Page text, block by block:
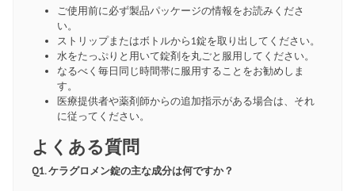
ご使用前に必ず製品パッケージの情報をお読みくださ
い。
ストリップまたはボトルから1錠を取り出してください。
水をたっぷりと用いて錠剤を丸ごと服用してください。
なるべく毎日同じ時間帯に服用することをお勧めしま
す。
医療提供者や薬剤師からの追加指示がある場合は、それ
に従ってください。
よくある質問
Q1. ケラグロメン錠の主な成分は何ですか？